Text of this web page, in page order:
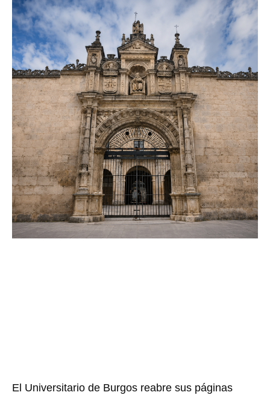
El Universitario de Burgos reabre sus páginas